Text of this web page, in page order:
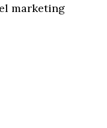
marketing